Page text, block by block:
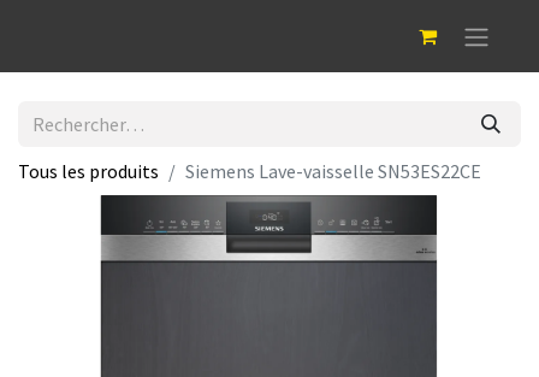
Tous les produits Siemens Lave-vaisselle SN53ES22CE